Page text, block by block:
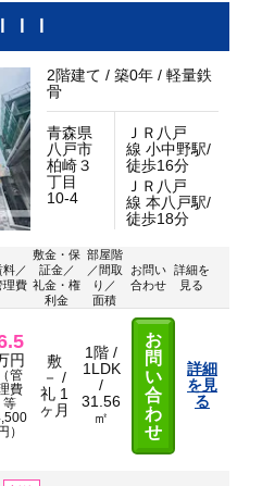
ＩＩ
2階建て / 築0年 / 軽量鉄
骨
青森県
八戸市
柏崎３
丁目
10-4
ＪＲ八戸
線 小中野駅/
徒歩16分
ＪＲ八戸
線 本八戸駅/
徒歩18分
料／
理費
敷金・保
証金／
礼金・権
利金
部屋階
／間取
り／
面積
お問い
合わせ
詳細を
見る
円
（管
費
等
円）
敷
－ /
礼 1
ヶ月
1階 /
1LDK
/
31.56
㎡
お
問
い
合
わ
せ
詳細
を見
る